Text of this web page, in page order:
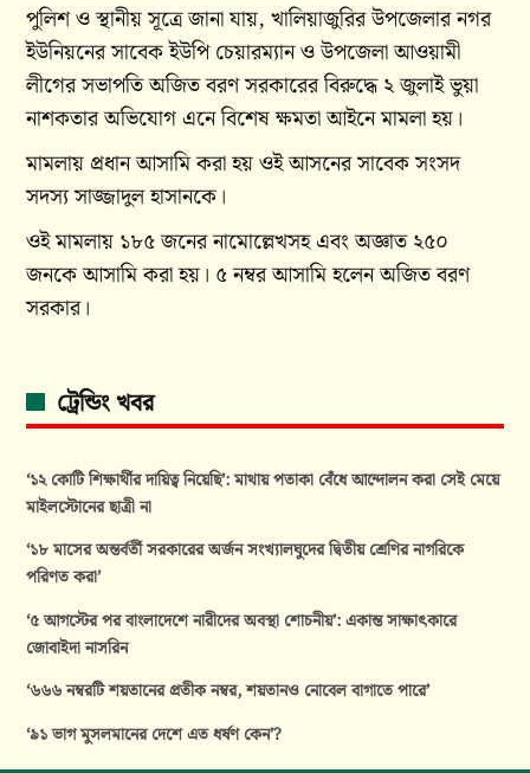
পুলিশ ও স্থানীয় সূত্রে জানা যায়, খালিয়াজুরির উপজেলার নগর
ইউনিয়নের সাবেক ইউপি চেয়ারম্যান ও উপজেলা আওয়ামী
লীগের সভাপতি অজিত বরণ সরকারের বিরুদ্ধে ২ জুলাই ভুয়া
নাশকতার অভিযোগ এনে বিশেষ ক্ষমতা আইনে মামলা হয়।
মামলায় প্রধান আসামি করা হয় ওই আসনের সাবেক সংসদ
সদস্য সাজ্জাদুল হাসানকে।
ওই মামলায় ১৮৫ জনের নামোল্লেখসহ এবং অজ্ঞাত ২৫০
জনকে আসামি করা হয়। ৫ নম্বর আসামি হলেন অজিত বরণ
সরকার।
ট্রেন্ডিং খবর
‘১২ কোটি শিক্ষার্থীর দায়িত্ব নিয়েছি’: মাথায় পতাকা বেঁধে আন্দোলন করা সেই মেয়ে
মাইলস্টোনের ছাত্রী না
‘১৮ মাসের অন্তর্বর্তী সরকারের অর্জন সংখ্যালঘুদের দ্বিতীয় শ্রেণির নাগরিকে
পরিণত করা’
‘৫ আগস্টের পর বাংলাদেশে নারীদের অবস্থা শোচনীয়’: একান্ত সাক্ষাৎকারে
জোবাইদা নাসরিন
‘৬৬৬ নম্বরটি শয়তানের প্রতীক নম্বর, শয়তানও নোবেল বাগাতে পারে’
‘৯১ ভাগ মুসলমানের দেশে এত ধর্ষণ কেন’?